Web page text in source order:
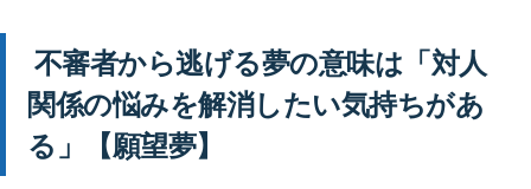
不審者から逃げる夢の意味は「対人
関係の悩みを解消したい気持ちがあ
る」【願望夢】